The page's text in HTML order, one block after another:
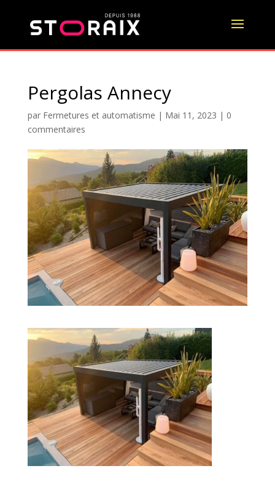
Pergolas Annecy
par Fermetures et automatisme | Mai 11, 2023 | 0
commentaires